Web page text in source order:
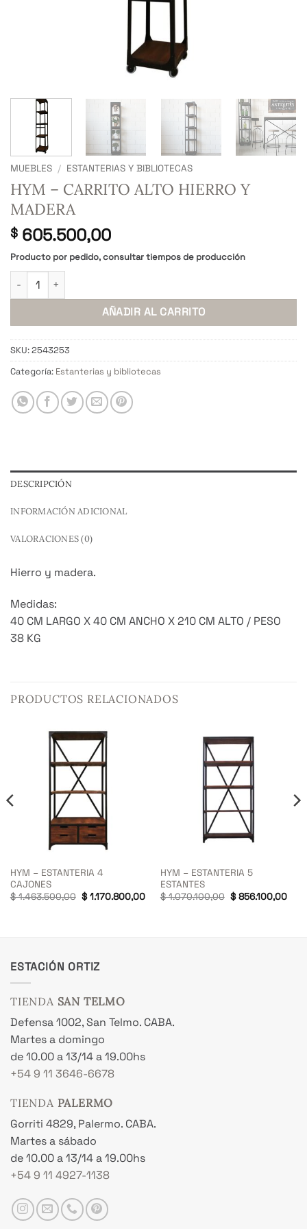
MUEBLES / ESTANTERIAS Y BIBLIOTECAS
HYM – CARRITO ALTO HIERRO Y
MADERA
$ 605.500,00
Producto por pedido, consultar tiempos de producción
HYM - CARRITO ALTO HIERRO Y MADERA cantidad
AÑADIR AL CARRITO
SKU:2543253
Categoría: Estanterias y bibliotecas
DESCRIPCIÓN
INFORMACIÓN ADICIONAL
VALORACIONES (0)
Hierro y madera.
Medidas:
40 CM LARGO X 40 CM ANCHO X 210 CM ALTO / PESO
38 KG
PRODUCTOS RELACIONADOS
HYM – ESTANTERIA 4
CAJONES
$1.463.500,00 El
precio
$1.170.800,00El
precio
HYM – ESTANTERIA 5
ESTANTES
$1.070.100,00 El
precio
$856.100,00El
ESTACIÓN ORTIZ
TIENDA SAN TELMO
Defensa 1002, San Telmo. CABA.
Martes a domingo
de 10.00 a 13/14 a 19.00hs
+54 9 11 3646-6678
TIENDA PALERMO
Gorriti 4829, Palermo. CABA.
Martes a sábado
de 10.00 a 13/14 a 19.00hs
+54 9 11 4927-1138